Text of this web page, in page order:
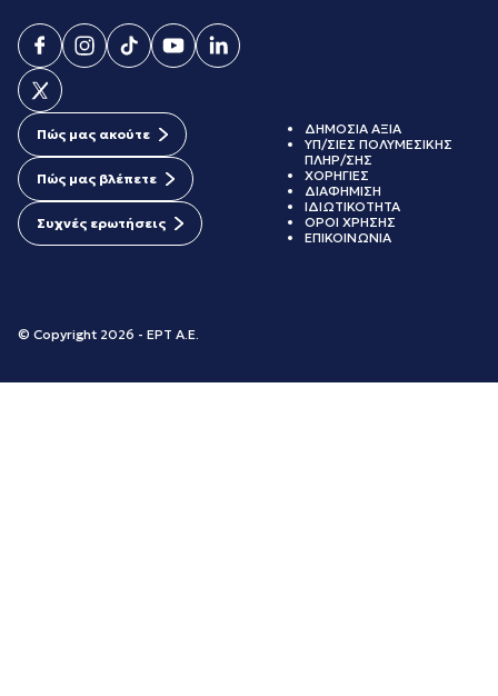
Πώς μας ακούτε
Πώς μας βλέπετε
Συχνές ερωτήσεις
© Copyright 2026 - ΕΡΤ Α.Ε.
ΔΗΜΟΣΙΑ ΑΞΙΑ
ΥΠ/ΣΙΕΣ ΠΟΛΥΜΕΣΙΚΗΣ
ΠΛΗΡ/ΣΗΣ
ΧΟΡΗΓΙΕΣ
ΔΙΑΦΗΜΙΣΗ
ΙΔΙΩΤΙΚΟΤΗΤΑ
ΟΡΟΙ ΧΡΗΣΗΣ
ΕΠΙΚΟΙΝΩΝΙΑ